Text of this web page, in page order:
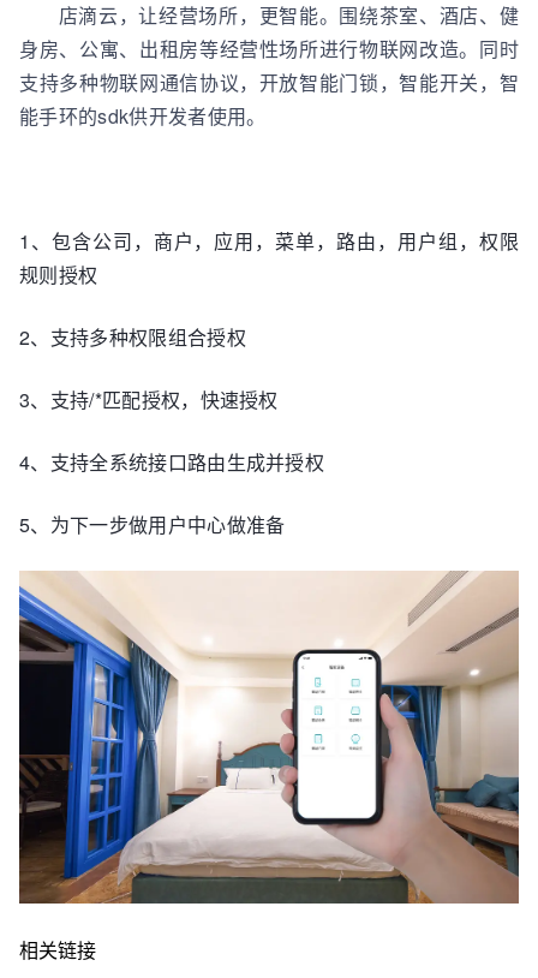
店滴云，让经营场所，更智能。围绕茶室、酒店、健
身房、公寓、出租房等经营性场所进行物联网改造。同时
支持多种物联网通信协议，开放智能门锁，智能开关，智
能手环的sdk供开发者使用。
1、包含公司，商户，应用，菜单，路由，用户组，权限
规则授权
2、支持多种权限组合授权
3、支持/*匹配授权，快速授权
4、支持全系统接口路由生成并授权
5、为下一步做用户中心做准备
相关链接